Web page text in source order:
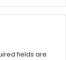
fields are